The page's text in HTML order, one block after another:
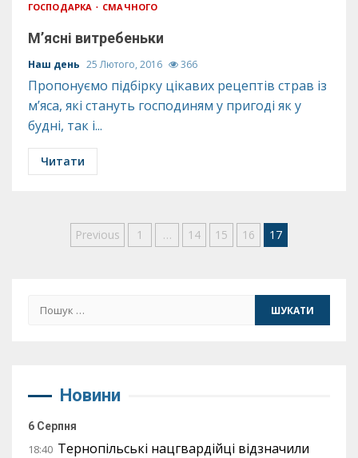
ГОСПОДАРКА СМАЧНОГО
М’ясні витребеньки
Наш день 25 Лютого, 2016 366
Пропонуємо підбірку цікавих рецептів страв із
м’яса, які стануть господиням у пригоді як у
будні, так і...
Читати
Пагінація
Previous 1 … 14 15 16 17
Пошук:
Новини
6 Серпня
18:40 Тернопільські нацгвардійці відзначили